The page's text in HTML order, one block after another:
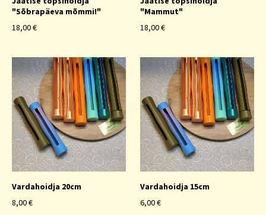
"Sõbrapäeva mõmmi!"
18,00 €
"Mammut"
18,00 €
Vardahoidja 20cm
8,00 €
Vardahoidja 15cm
6,00 €